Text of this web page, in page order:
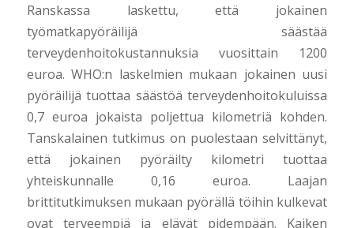
Ranskassa laskettu, että jokainen
työmatkapyöräilijä säästää
terveydenhoitokustannuksia vuosittain 1200
euroa. WHO:n laskelmien mukaan jokainen uusi
pyöräilijä tuottaa säästöä terveydenhoitokuluissa
0,7 euroa jokaista poljettua kilometriä kohden.
Tanskalainen tutkimus on puolestaan selvittänyt,
että jokainen pyöräilty kilometri tuottaa
yhteiskunnalle 0,16 euroa. Laajan
brittitutkimuksen mukaan pyörällä töihin kulkevat
ovat terveempiä ja elävät pidempään. Kaiken